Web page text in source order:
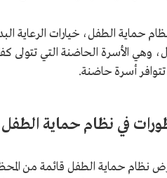
حماية الطفل، خيارات الرعاية
وهي الأسرة الحاضنة التي تتولى
تتوافر أسرة حاضنة.
في نظام حماية الطفل
نظام حماية الطفل قائمة من